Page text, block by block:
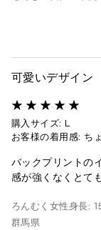
可愛いデザイン
購入サイズ: L
お客様の着用感: ち
バックプリントの
感が強くなくとて
ろんむく 女性身長:
群馬県